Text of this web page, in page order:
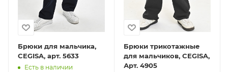
Брюки для мальчика,
CEGISA, арт. 5633
Есть в наличии
Брюки трикотажные
для мальчиков, CEGISA,
Арт. 4905